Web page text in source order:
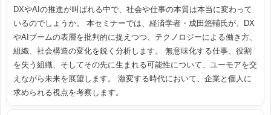
DXやAIの推進が叫ばれる中で、社会や仕事の本質は本当に変わって
いるのでしょうか。 本セミナーでは、経済学者・成田悠輔氏が、DX
やAIブームの表層を批判的に捉えつつ、テクノロジーによる働き方、
組織、社会構造の変化を鋭く分析します。 無意味化する仕事、役割
を失う組織、そしてその先に生まれる可能性について、ユーモアを交
えながら未来を展望します。 激変する時代において、企業と個人に
求められる視点を考察します。